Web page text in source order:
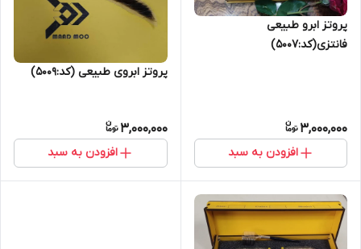
پروتز ابرو طبیعی
فانتزی(کد:5007)
3,000,000
افزودن به سبد
پروتز ابروی طبیعی (کد:5009)
3,000,000
افزودن به سبد